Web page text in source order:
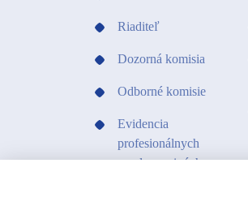
Riaditeľ
Dozorná komisia
Odborné komisie
Evidencia
profesionálnych
umelcov a iných